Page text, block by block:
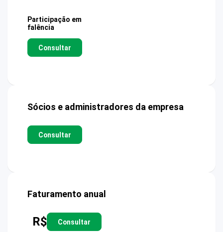
Participação em
falência
Consultar
Sócios e administradores da empresa
Consultar
Faturamento anual
R$ Consultar